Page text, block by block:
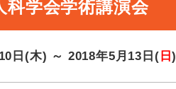
科学会学術講演会
日(木) ～ 2018年5月13日( 日)